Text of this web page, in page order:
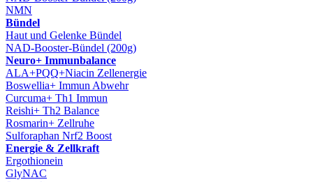
NMN
Bündel
Haut und Gelenke Bündel
NAD-Booster-Bündel (200g)
Neuro+ Immunbalance
ALA+PQQ+Niacin Zellenergie
Boswellia+ Immun Abwehr
Curcuma+ Th1 Immun
Reishi+ Th2 Balance
Rosmarin+ Zellruhe
Sulforaphan Nrf2 Boost
Energie & Zellkraft
Ergothionein
GlyNAC